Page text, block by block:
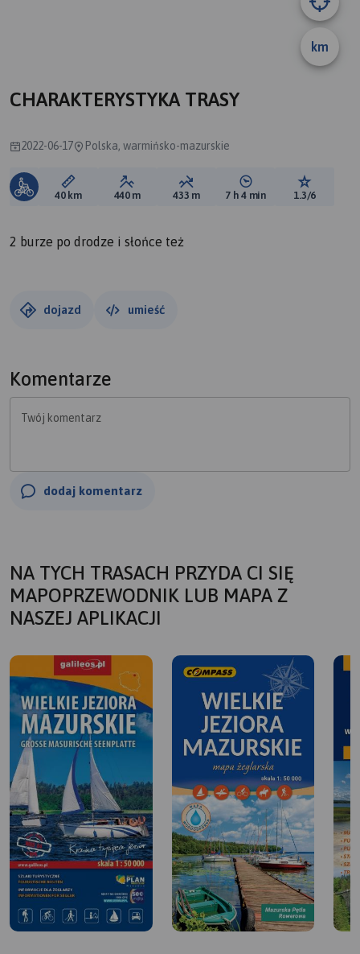
km
CHARAKTERYSTYKA TRASY
2022-06-17 Polska, warmińsko-mazurskie
Długość trasy:
40 km Suma przewyższeń:
440 m Suma spadków:
433 m Średni czas potrzebny
7 h 4 min Ocena
1.3/6
2 burze po drodze i słońce też
dojazd umieść
Komentarze
Twój komentarz
dodaj komentarz
NA TYCH TRASACH PRZYDA CI SIĘ
MAPOPRZEWODNIK LUB MAPA Z
NASZEJ APLIKACJI